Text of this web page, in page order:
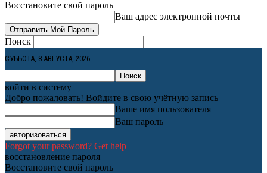
Восстановите свой пароль
Ваш адрес электронной почты
Поиск
СУББОТА, 8 АВГУСТА, 2026
войти в систему
Добро пожаловать! Войдите в свою учётную запись
Ваше имя пользователя
Ваш пароль
Forgot your password? Get help
восстановление пароля
Восстановите свой пароль